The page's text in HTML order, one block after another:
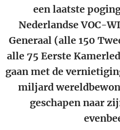
een laatste
Nederlandse VOC-
Generaal (alle 150
alle 75 Eerste
gaan met de
miljard
geschapen naar